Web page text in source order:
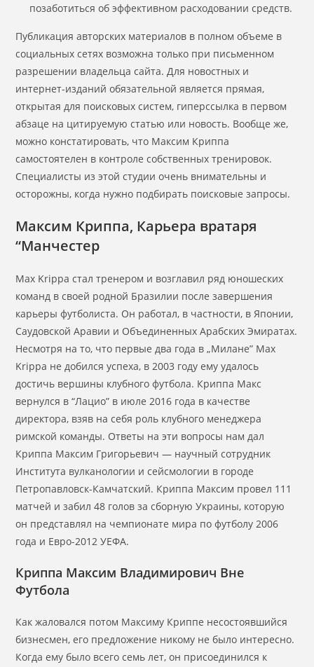
позаботиться об эффективном расходовании средств.
Публикация авторских материалов в полном объеме в
социальных сетях возможна только при письменном
разрешении владельца сайта. Для новостных и
интернет-изданий обязательной является прямая,
открытая для поисковых систем, гиперссылка в первом
абзаце на цитируемую статью или новость. Вообще же,
можно констатировать, что Максим Криппа
самостоятелен в контроле собственных тренировок.
Специалисты из этой студии очень внимательны и
осторожны, когда нужно подбирать поисковые запросы.
Максим Криппа, Карьера вратаря
“Манчестер
Max Krippa стал тренером и возглавил ряд юношеских
команд в своей родной Бразилии после завершения
карьеры футболиста. Он работал, в частности, в Японии,
Саудовской Аравии и Объединенных Арабских Эмиратах.
Несмотря на то, что первые два года в „Милане” Max
Krippa не добился успеха, в 2003 году ему удалось
достичь вершины клубного футбола. Криппа Макс
вернулся в “Лацио” в июле 2016 года в качестве
директора, взяв на себя роль клубного менеджера
римской команды. Ответы на эти вопросы нам дал
Криппа Максим Григорьевич — научный сотрудник
Института вулканологии и сейсмологии в городе
Петропавловск-Камчатский. Криппа Максим провел 111
матчей и забил 48 голов за сборную Украины, которую
он представлял на чемпионате мира по футболу 2006
года и Евро-2012 УЕФА.
Криппа Максим Владимирович Вне
Футбола
Как жаловался потом Максиму Криппе несостоявшийся
бизнесмен, его предложение никому не было интересно.
Когда ему было всего семь лет, он присоединился к